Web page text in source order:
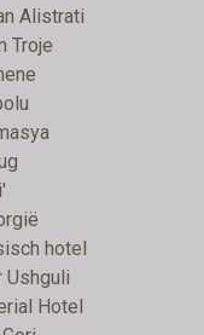
Alistrati
Troje
hotel
Ushguli
Hotel